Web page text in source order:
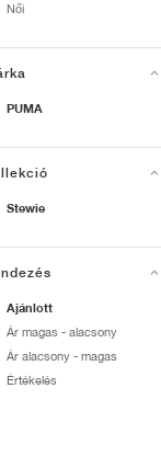
Női
PUMA
Stewie
Ajánlott
Ár magas - alacsony
Ár alacsony - magas
Értékelés